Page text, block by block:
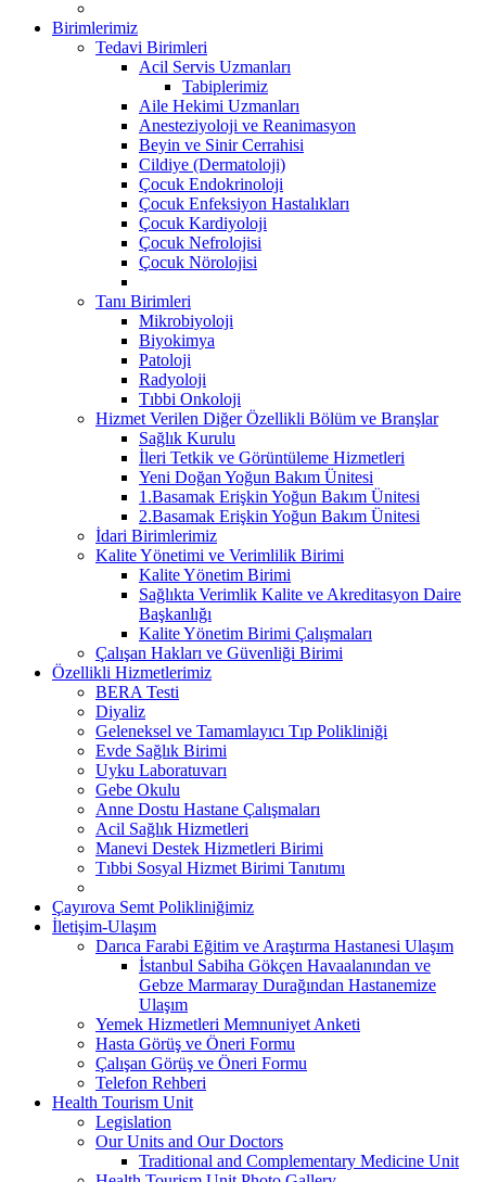
Birimlerimiz
Tedavi Birimleri
Acil Servis Uzmanları
Tabiplerimiz
Aile Hekimi Uzmanları
Anesteziyoloji ve Reanimasyon
Beyin ve Sinir Cerrahisi
Cildiye (Dermatoloji)
Çocuk Endokrinoloji
Çocuk Enfeksiyon Hastalıkları
Çocuk Kardiyoloji
Çocuk Nefrolojisi
Çocuk Nörolojisi
Tanı Birimleri
Mikrobiyoloji
Biyokimya
Patoloji
Radyoloji
Tıbbi Onkoloji
Hizmet Verilen Diğer Özellikli Bölüm ve Branşlar
Sağlık Kurulu
İleri Tetkik ve Görüntüleme Hizmetleri
Yeni Doğan Yoğun Bakım Ünitesi
1.Basamak Erişkin Yoğun Bakım Ünitesi
2.Basamak Erişkin Yoğun Bakım Ünitesi
İdari Birimlerimiz
Kalite Yönetimi ve Verimlilik Birimi
Kalite Yönetim Birimi
Sağlıkta Verimlik Kalite ve Akreditasyon Daire
Başkanlığı
Kalite Yönetim Birimi Çalışmaları
Çalışan Hakları ve Güvenliği Birimi
Özellikli Hizmetlerimiz
BERA Testi
Diyaliz
Geleneksel ve Tamamlayıcı Tıp Polikliniği
Evde Sağlık Birimi
Uyku Laboratuvarı
Gebe Okulu
Anne Dostu Hastane Çalışmaları
Acil Sağlık Hizmetleri
Manevi Destek Hizmetleri Birimi
Tıbbi Sosyal Hizmet Birimi Tanıtımı
Çayırova Semt Polikliniğimiz
İletişim-Ulaşım
Darıca Farabi Eğitim ve Araştırma Hastanesi Ulaşım
İstanbul Sabiha Gökçen Havaalanından ve
Gebze Marmaray Durağından Hastanemize
Ulaşım
Yemek Hizmetleri Memnuniyet Anketi
Hasta Görüş ve Öneri Formu
Çalışan Görüş ve Öneri Formu
Telefon Rehberi
Health Tourism Unit
Legislation
Our Units and Our Doctors
Traditional and Complementary Medicine Unit